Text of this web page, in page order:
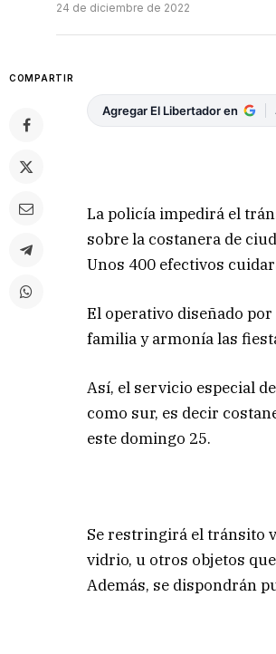
24 de diciembre de 2022
COMPARTIR
Agregar El Libertador en
La policía impedirá el
sobre la costanera de
Unos 400 efectivos
El operativo diseñado por
familia y armonía las
Así, el servicio especial
como sur, es decir
este domingo 25.
Se restringirá el tránsito
vidrio, u otros objetos
Además, se dispondrán